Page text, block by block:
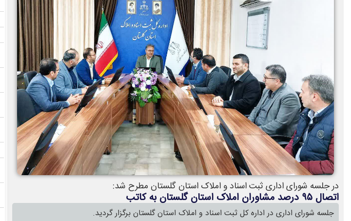
در جلسه شورای اداری ثبت اسناد و املاک استان گلستان مطرح شد:
اتصال ۹۵ درصد مشاوران املاک استان گلستان به کاتب
جلسه شورای اداری در اداره کل ثبت اسناد و املاک استان گلستان برگزار گردید.